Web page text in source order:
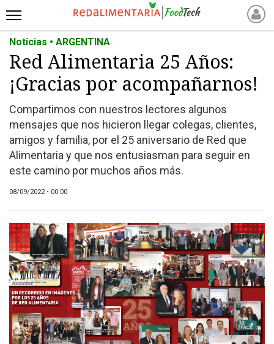
INICIO
NOTICIAS RECIENTES
NOTICIAS
ALTERNATIVAS
ANIMAL FREE
FOODTECH
OTROS INGREDIENTES
QUIÉNES SOMOS
DIRECTORIO
MEDIA KIT
SERVICIOS
Noticias • ARGENTINA
Red Alimentaria 25 Años:
¡Gracias por acompañarnos!
Compartimos con nuestros lectores algunos
mensajes que nos hicieron llegar colegas, clientes,
amigos y familia, por el 25 aniversario de Red que
Alimentaria y que nos entusiasman para seguir en
este camino por muchos años más.
08/09/2022 • 00:00